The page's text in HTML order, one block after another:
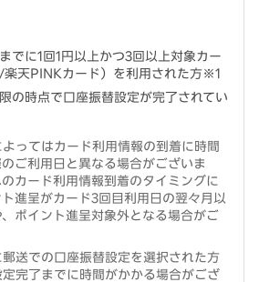
でに1回1円以上かつ3回以上対象カー
楽天PINKカード）を利用された方※1
の時点で口座振替設定が完了されてい
ってはカード利用情報の到着に時間
ご利用日と異なる場合がございま
カード利用情報到着のタイミングに
進呈がカード3回目利用日の翌々月以
ポイント進呈対象外となる場合がご
送での口座振替設定を選択された方
完了までに時間がかかる場合がござ